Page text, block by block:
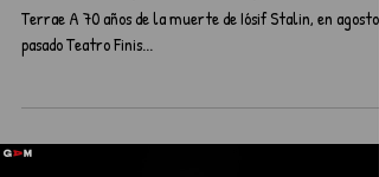
Stalin
📅 15 al 17 enero, lunes a miércoles, 21 h 📍 Teatro Finis
pasado Teatro Finis...